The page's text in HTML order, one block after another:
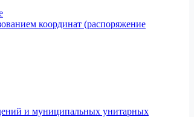
координат (распоряжение
и муниципальных унитарных